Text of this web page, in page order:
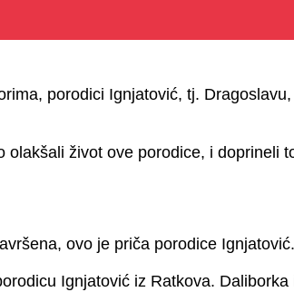
porodici Ignjatović, tj.
olakšali život ove porodice, i doprineli
ovo je priča porodice Ignjatović.
Ignjatović iz Ratkova.